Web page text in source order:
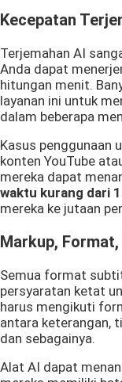
Kecepatan
Terjemahan AI
Anda dapat
hitungan menit.
layanan ini untuk
dalam beberapa
Kasus penggunaan
konten YouTube
mereka dapat
waktu kurang dari
mereka ke jutaan
Markup,
Semua format
persyaratan ketat
harus mengikuti
antara keterangan,
dan sebagainya.
Alat AI dapat